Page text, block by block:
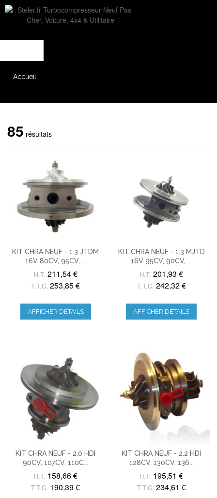
Accueil
85 résultats
KIT CHRA NEUF - 1.3 JTDM
16V 80CV, 95CV, ...
H.T. 211,54 €
T.T.C. 253,85 €
AFFICHER DÉTAILS
KIT CHRA NEUF - 1.3 MJTD
16V 95CV, 90CV, ...
H.T. 201,93 €
T.T.C. 242,32 €
AFFICHER DÉTAILS
KIT CHRA NEUF - 2.0 HDI
90CV, 107CV, 110C...
H.T. 158,66 €
T.T.C. 190,39 €
KIT CHRA NEUF - 2.2 HDI
128CV, 130CV, 136...
H.T. 195,51 €
T.T.C. 234,61 €